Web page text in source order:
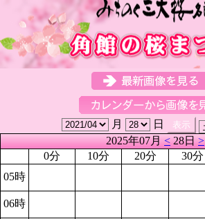
月
日
2025年07月<28日>
0分
10分 20分 30分
05時
06時